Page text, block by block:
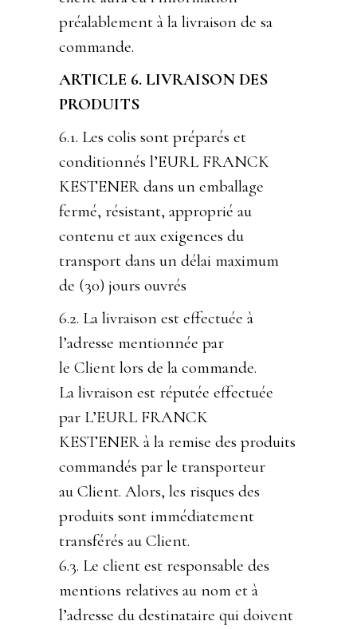
préalablement à la livraison de sa
commande.
ARTICLE 6. LIVRAISON DES
PRODUITS
6.1. Les colis sont préparés et
conditionnés l’EURL FRANCK
KESTENER dans un emballage
fermé, résistant, approprié au
contenu et aux exigences du
transport dans un délai maximum
de (30) jours ouvrés
6.2. La livraison est effectuée à
l’adresse mentionnée par
le Client lors de la commande.
La livraison est réputée effectuée
par L’EURL FRANCK
KESTENER à la remise des produits
commandés par le transporteur
au Client. Alors, les risques des
produits sont immédiatement
transférés au Client.
6.3. Le client est responsable des
mentions relatives au nom et à
l’adresse du destinataire qui doivent